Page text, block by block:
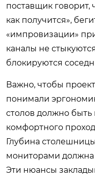
поставщик говорит,
как получится»,
«импровизации»
каналы не
блокируются
Важно, чтобы
понимали
столов должно
комфортного
Глубина
мониторами
Эти нюансы